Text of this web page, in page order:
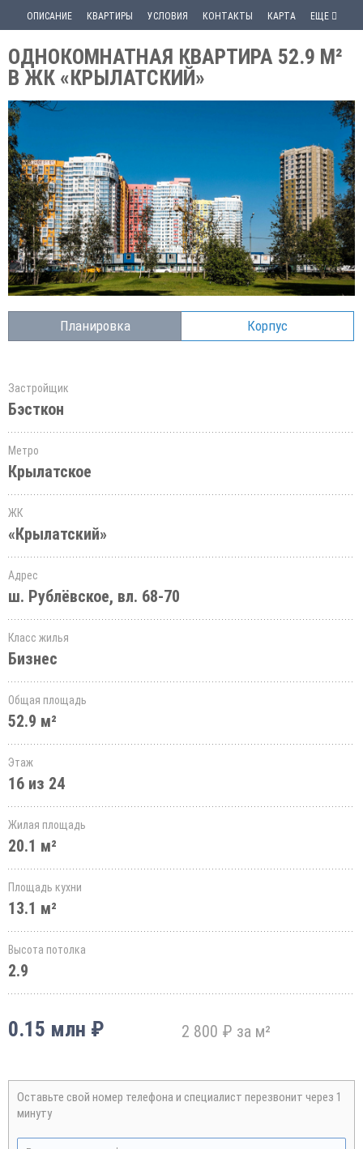
ОПИСАНИЕ КВАРТИРЫ УСЛОВИЯ КОНТАКТЫ КАРТА ЕЩЕ
ОДНОКОМНАТНАЯ КВАРТИРА 52.9 М²
В ЖК «КРЫЛАТСКИЙ»
Планировка Корпус
Застройщик
Бэсткон
Метро
Крылатское
ЖК
«Крылатский»
Адрес
ш. Рублёвское, вл. 68-70
Класс жилья
Бизнес
Общая площадь
52.9 м²
Этаж
16 из 24
Жилая площадь
20.1 м²
Площадь кухни
13.1 м²
Высота потолка
2.9
0.15 млн ₽ 2 800 ₽ за м²
Оставьте свой номер телефона и специалист перезвонит через 1
минуту